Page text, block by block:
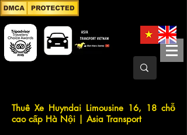
Thuê Xe Huyndai Limousine 16, 18 chỗ
cao cấp Hà Nội | Asia Transport